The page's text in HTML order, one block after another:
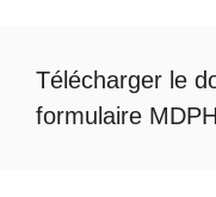
Télécharger le
formulaire